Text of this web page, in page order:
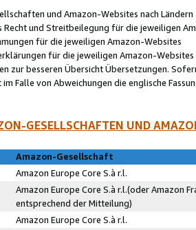
und Amazon-Websites nach Ländern
Recht und Streitbeilegung für die jeweiligen
für die jeweiligen Amazon-Websites
für die jeweiligen Amazon-Websites
zur besseren Übersicht Übersetzungen.
Falle von Abweichungen die englische
GESELLSCHAFTEN UND
Amazon-Gesellschaft
Amazon Europe Core S.à r.l.
Amazon Europe Core S.à r.l.(oder Amazon
entsprechend der Mitteilung)
Amazon Europe Core S.à r.l.